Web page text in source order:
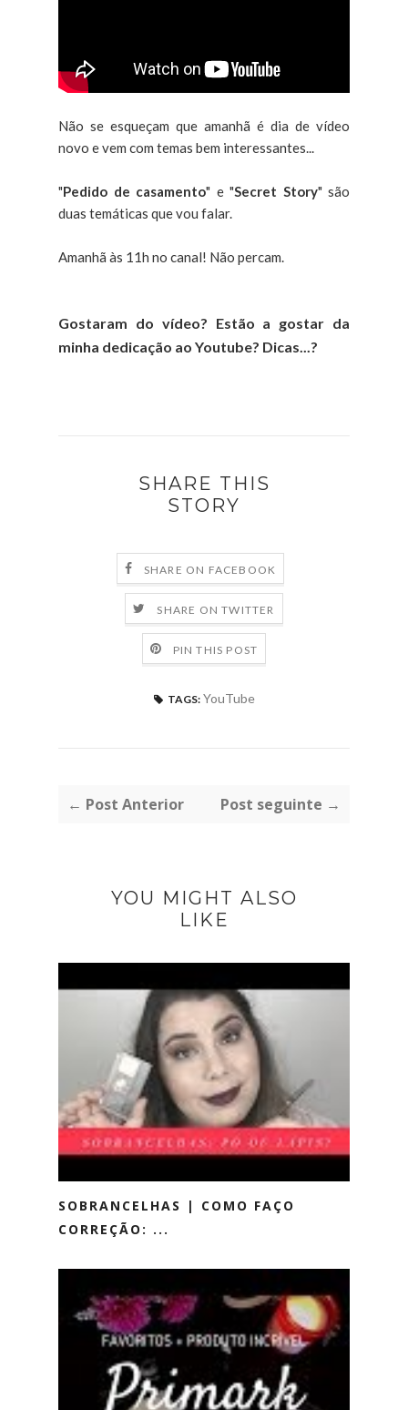
Não se esqueçam que amanhã é dia de vídeo
novo e vem com temas bem interessantes...
"Pedido de casamento" e "Secret Story" são
duas temáticas que vou falar.
Amanhã às 11h no canal! Não percam.
Gostaram do vídeo? Estão a gostar da
minha dedicação ao Youtube? Dicas...?
SHARE THIS
STORY
SHARE ON FACEBOOK
SHARE ON TWITTER
PIN THIS POST
TAGS: YouTube
← Post Anterior Post seguinte →
YOU MIGHT ALSO
LIKE
SOBRANCELHAS | COMO FAÇO
CORREÇÃO: ...